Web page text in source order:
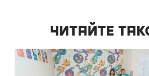
ЧИТАЙТЕ